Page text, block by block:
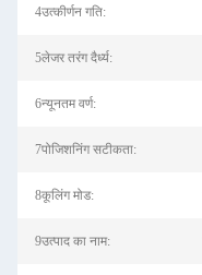
4उत्कीर्णन गति:
5लेजर तरंग दैर्ध्य:
6न्यूनतम वर्ण:
7पोजिशनिंग सटीकता:
8कूलिंग मोड:
9उत्पाद का नाम: